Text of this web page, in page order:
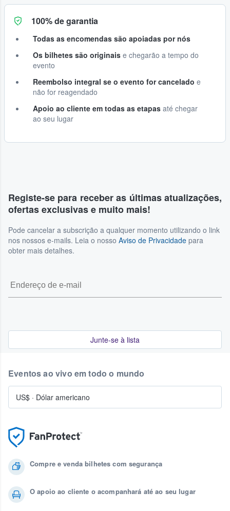
100% de garantia
Todas as encomendas são apoiadas por nós
Os bilhetes são originais e chegarão a tempo do
evento
Reembolso integral se o evento for cancelado e
não for reagendado
Apoio ao cliente em todas as etapas até chegar
ao seu lugar
Registe-se para receber as últimas atualizações,
ofertas exclusivas e muito mais!
Pode cancelar a subscrição a qualquer momento utilizando o link
nos nossos e-mails. Leia o nosso Aviso de Privacidade para
obter mais detalhes.
Junte-se à lista
Compre e venda bilhetes com segurança
O apoio ao cliente o acompanhará até ao seu lugar
Eventos ao vivo em todo o mundo
US$ · Dólar americano